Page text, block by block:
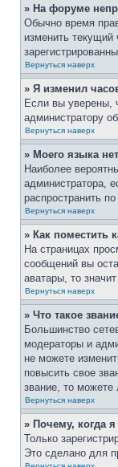
» На форуме
Обычно время
изменить текущий
Вернуться наверх
» Я изменил
Если вы уверены,
администратору
Вернуться наверх
» Моего языка
Наиболее
администратора,
распространить
Вернуться наверх
» Как поместить
На страницах
сообщений вы
аватары, то
Вернуться наверх
» Что такое
Большинство
модераторы и
не можете
повысить свое
звание, то можете
Вернуться наверх
» Почему, когда
Только
Это сделано для